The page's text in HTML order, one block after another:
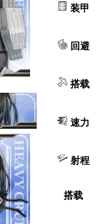
装甲
回避
搭载
速力
射程
搭载